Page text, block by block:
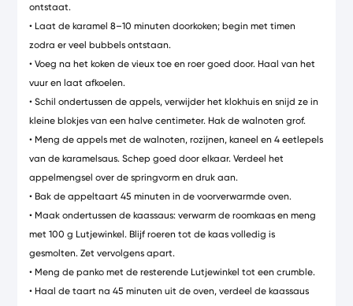
ontstaat.
• Laat de karamel 8–10 minuten doorkoken; begin met timen
zodra er veel bubbels ontstaan.
• Voeg na het koken de vieux toe en roer goed door. Haal van het
vuur en laat afkoelen.
• Schil ondertussen de appels, verwijder het klokhuis en snijd ze in
kleine blokjes van een halve centimeter. Hak de walnoten grof.
• Meng de appels met de walnoten, rozijnen, kaneel en 4 eetlepels
van de karamelsaus. Schep goed door elkaar. Verdeel het
appelmengsel over de springvorm en druk aan.
• Bak de appeltaart 45 minuten in de voorverwarmde oven.
• Maak ondertussen de kaassaus: verwarm de roomkaas en meng
met 100 g Lutjewinkel. Blijf roeren tot de kaas volledig is
gesmolten. Zet vervolgens apart.
• Meng de panko met de resterende Lutjewinkel tot een crumble.
• Haal de taart na 45 minuten uit de oven, verdeel de kaassaus